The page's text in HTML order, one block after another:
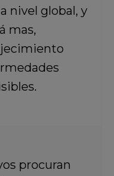
nivel global, y
mas,
procuran